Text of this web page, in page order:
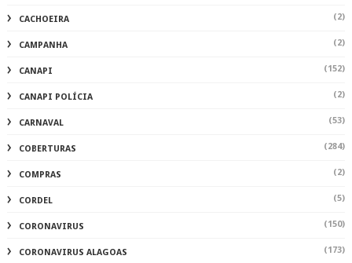
CACHOEIRA (2)
CAMPANHA (2)
CANAPI (152)
CANAPI POLÍCIA (2)
CARNAVAL (53)
COBERTURAS (284)
COMPRAS (2)
CORDEL (5)
CORONAVIRUS (150)
CORONAVIRUS ALAGOAS (173)